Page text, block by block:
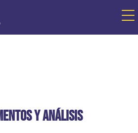
Y ANÁLISIS